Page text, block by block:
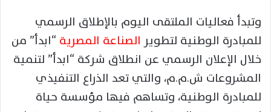
وتبدأ فعاليات الملتقى اليوم بالإطلاق الرسمي
للمبادرة الوطنية لتطوير الصناعة المصرية“ابدأ” من
خلال الإعلان الرسمي عن انطلاق شركة “ابدأ” لتنمية
المشروعات ش.م.م، والتي تعد الذراع التنفيذي
للمبادرة الوطنية، وتساهم فيها مؤسسة حياة